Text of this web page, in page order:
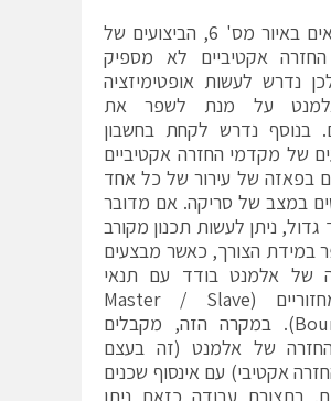
כפי שרואים באיור מס' 6, הביצועים של
אקטיביים לא מספיק
נדרש לעשות אופטימיזציה
על מנת לשפר את
בנוסף נדרש לקחת בחשבון
של מקדמי החזרה אקטיביים
בפאזה של עירור של כל אחד
במצב של סריקה. אם מדובר
ניתן לעשות תכנון מקורב
במידת הצורך, כאשר מבצעים
של אלמנט בודד עם תנאי
שפה מחזוריים (Master / Slave
Boundaries). במקרה הזה, מקבלים
של אלמנט (זה בעצם
אקטיבי) עם אינסוף שכנים
בתצורת עבודה כזאת ניתן